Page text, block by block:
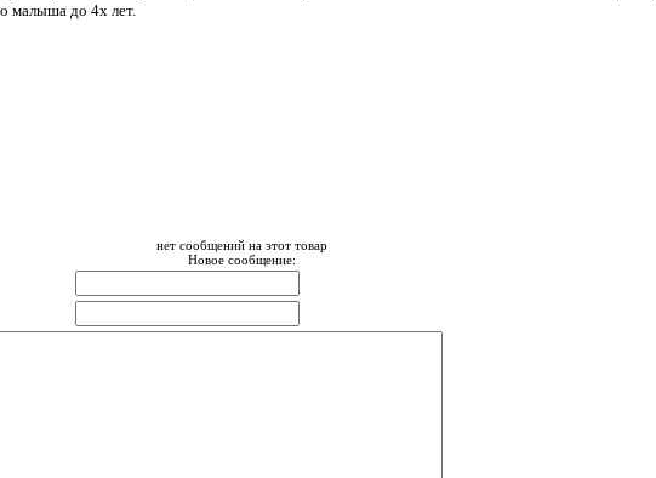
малыша до 4х лет.
нет сообщений на этот товар
Новое сообщение: